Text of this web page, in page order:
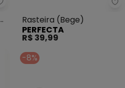
- Rasteirinha
Rasteira (Bege)
PERFECTA
R$ 39,99
-8%